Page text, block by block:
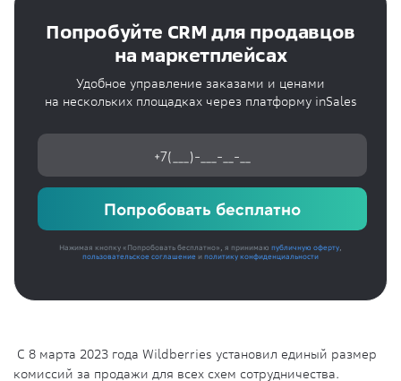
Попробуйте CRM для продавцов
на маркетплейсах
Удобное управление заказами и ценами
на нескольких площадках через платформу inSales
Попробовать бесплатно
Нажимая кнопку «Попробовать бесплатно», я принимаю публичную оферту,
пользовательское соглашение и политику конфиденциальности
С 8 марта 2023 года Wildberries установил единый размер
комиссий за продажи для всех схем сотрудничества.